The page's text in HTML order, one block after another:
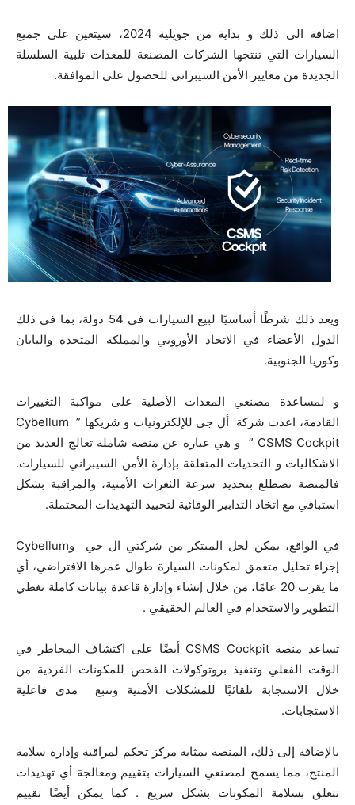
اضافة الى ذلك و بداية من جويلية 2024، سيتعين على جميع
السيارات التي تنتجها الشركات المصنعة للمعدات تلبية السلسلة
الجديدة من معايير الأمن السيبراني للحصول على الموافقة.
ويعد ذلك شرطًا أساسيًا لبيع السيارات في 54 دولة، بما في ذلك
الدول الأعضاء في الاتحاد الأوروبي والمملكة المتحدة واليابان
وكوريا الجنوبية.
و لمساعدة مصنعي المعدات الأصلية على مواكبة التغييرات
القادمة، اعدت شركة أل جي للإلكترونيات و شريكها Cybellum ”
CSMS Cockpit ” و هي عبارة عن منصة شاملة تعالج العديد من
الاشكاليات و التحديات المتعلقة بإدارة الأمن السيبراني للسيارات.
فالمنصة تضطلع بتحديد سرعة الثغرات الأمنية، والمراقبة بشكل
استباقي مع اتخاذ التدابير الوقائية لتحييد التهديدات المحتملة.
في الواقع، يمكن لحل المبتكر من شركتي ال جي وCybellum
إجراء تحليل متعمق لمكونات السيارة طوال عمرها الافتراضي، أي
ما يقرب 20 عامًا، من خلال إنشاء وإدارة قاعدة بيانات كاملة تغطي
التطوير والاستخدام في العالم الحقيقي .
تساعد منصة CSMS Cockpit أيضًا على اكتشاف المخاطر في
الوقت الفعلي وتنفيذ بروتوكولات الفحص للمكونات الفردية من
خلال الاستجابة تلقائيًا للمشكلات الأمنية وتتبع مدى فاعلية
الاستجابات.
بالإضافة إلى ذلك، المنصة بمثابة مركز تحكم لمراقبة وإدارة سلامة
المنتج، مما يسمح لمصنعي السيارات بتقييم ومعالجة أي تهديدات
تتعلق بسلامة المكونات بشكل سريع . كما يمكن أيضًا تقييم